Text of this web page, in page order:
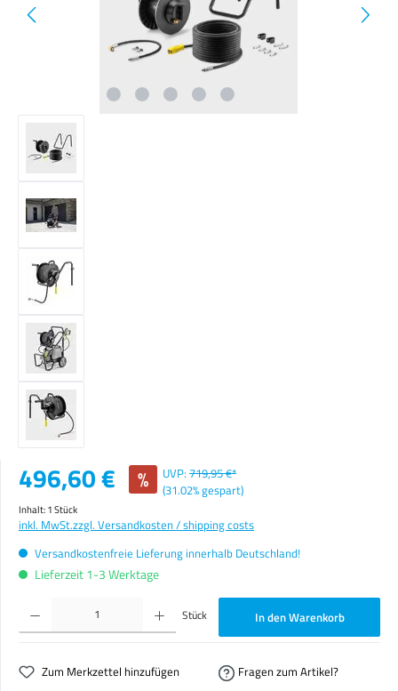
Verkaufspreis:
496,60 € % UVP: 719,95 €*
(31.02% gespart)
Inhalt:1 Stück
inkl. MwSt.zzgl. Versandkosten / shipping costs
Versandkostenfreie Lieferung innerhalb Deutschland!
Lieferzeit 1-3 Werktage
Produkt Anzahl: Gib den gewünschten Wert ein oder benutze die Schaltflächen um die Anzahl zu
Stück In den Warenkorb
Zum Merkzettel hinzufügen
Fragen zum Artikel?